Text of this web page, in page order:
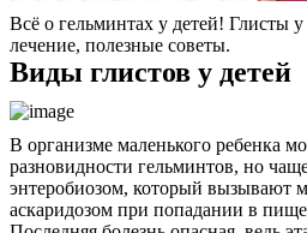
Всё о гельминтах у детей! Глисты
лечение, полезные советы.
Виды глистов у детей
В организме маленького ребенка
разновидности гельминтов, но
энтеробиозом, который вызывают
аскаридозом при попадании в